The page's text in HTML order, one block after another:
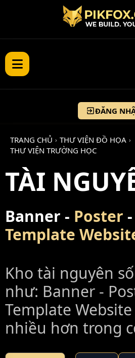
ĐĂNG
TRANG CHỦ › THƯ VIỆN ĐỒ HỌA ›
THƯ VIỆN TRƯỜNG HỌC
TÀI
Banner - Poster
Template
Kho tài nguyên
như: Banner -
Template
nhiều hơn trong